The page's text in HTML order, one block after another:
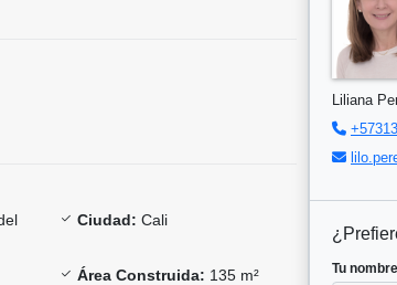
Ciudad: Cali
Área Construida: 135 m²
Liliana
Tu nombre